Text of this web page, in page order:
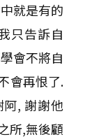
就是有的
只告訴自
會不將自
會再恨了.
, 謝謝他
所,無後顧